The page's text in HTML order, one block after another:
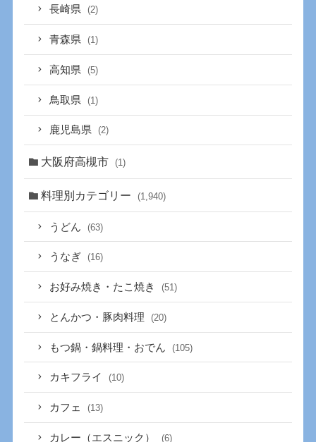
長崎県 (2)
青森県 (1)
高知県 (5)
鳥取県 (1)
鹿児島県 (2)
大阪府高槻市 (1)
料理別カテゴリー (1,940)
うどん (63)
うなぎ (16)
お好み焼き・たこ焼き (51)
とんかつ・豚肉料理 (20)
もつ鍋・鍋料理・おでん (105)
カキフライ (10)
カフェ (13)
カレー（エスニック） (6)